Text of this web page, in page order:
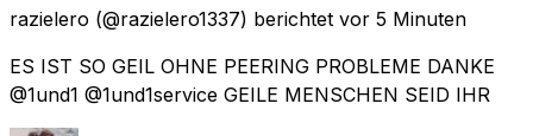
razielero (@razielero1337) berichtet vor 5 Minuten
ES IST SO GEIL OHNE PEERING PROBLEME DANKE
@1und1 @1und1service GEILE MENSCHEN SEID IHR